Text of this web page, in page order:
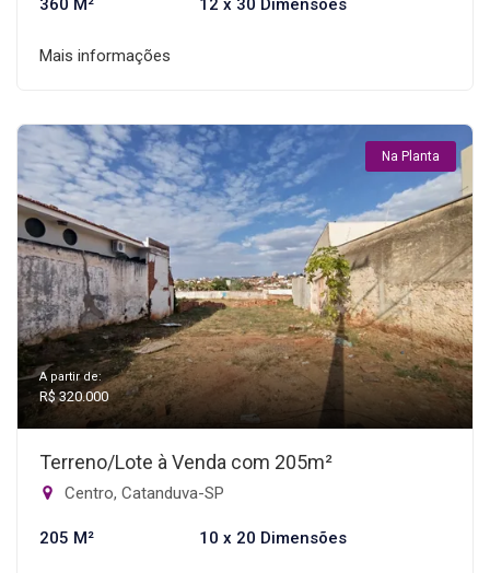
360 M² 12 x 30 Dimensões
Mais informações
Na Planta
A partir de:
R$ 320.000
Terreno/Lote à Venda com 205m²
Centro, Catanduva-SP
205 M² 10 x 20 Dimensões